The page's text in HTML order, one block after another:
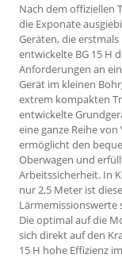
Nach dem offiziellen
die Exponate
Geräten, die
entwickelte BG 15 H
Anforderungen an
Gerät im kleinen
extrem kompakten
entwickelte
eine ganze Reihe
ermöglicht den
Oberwagen und
Arbeitssicherheit. In
nur 2,5 Meter ist
Lärmemissionswerte
Die optimal auf die
sich direkt auf den
15 H hohe Effizienz